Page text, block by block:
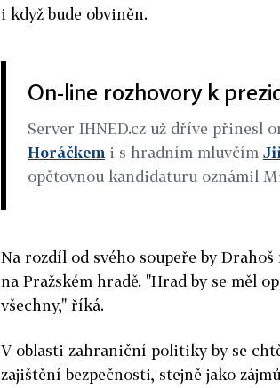
i když bude obviněn.
On-line rozhovory k
Server IHNED.cz už dříve přinesl
Horáčkem i s hradním mluvčím
opětovnou kandidaturu oznámil
Na rozdíl od svého soupeře by
na Pražském hradě. "Hrad by se měl
všechny," říká.
V oblasti zahraniční politiky by se
zajištění bezpečnosti, stejně jako